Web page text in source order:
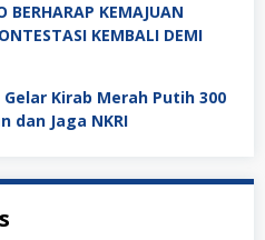
BERHARAP KEMAJUAN
KEMBALI DEMI
Gelar Kirab Merah Putih 300
dan Jaga NKRI